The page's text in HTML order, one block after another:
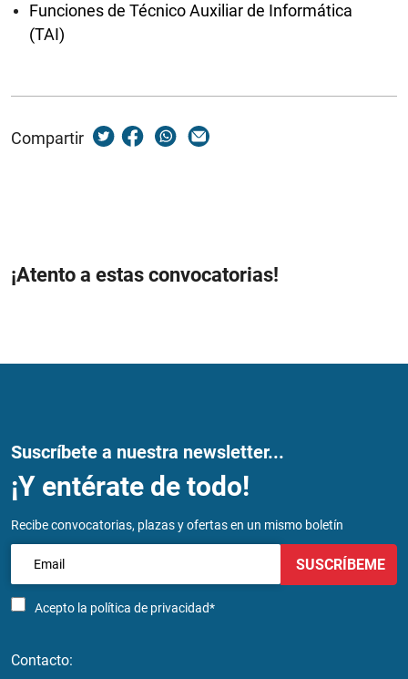
Funciones de Técnico Auxiliar de Informática
(TAI)
Compartir
¡Atento a estas convocatorias!
Suscríbete a nuestra newsletter...
¡Y entérate de todo!
Recibe convocatorias, plazas y ofertas en un mismo boletín
Acepto la política de privacidad*
SUSCRÍBEME
Contacto: